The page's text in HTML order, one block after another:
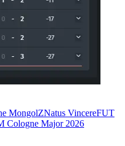
MongolZNatus VincereFUT
Cologne Major 2026